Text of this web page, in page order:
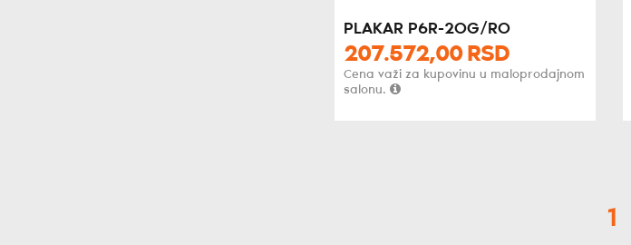
PLAKAR P6R-2OG/RO
207.572,00 RSD
Cena važi za kupovinu u maloprodajnom
salonu.
1